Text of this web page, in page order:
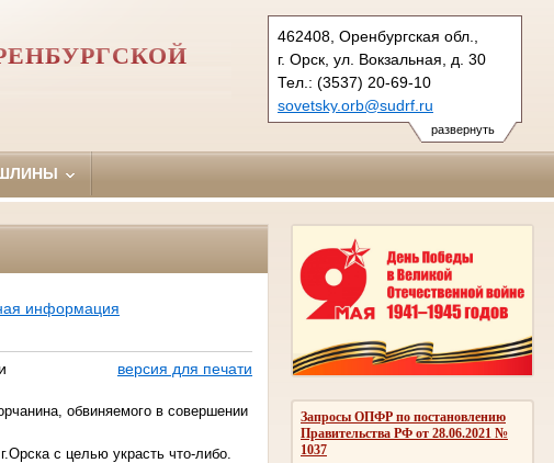
развернуть
462408, Оренбургская обл.,
г. Орск, ул. Вокзальная, д. 30
Тел.: (3537) 20-69-10
sovetsky.orb@sudrf.ru
Запросы ОПФР по постановлению
Правительства РФ от 28.06.2021 №
1037
информация
версия для печати
обвиняемого в совершении
с целью украсть что-либо.